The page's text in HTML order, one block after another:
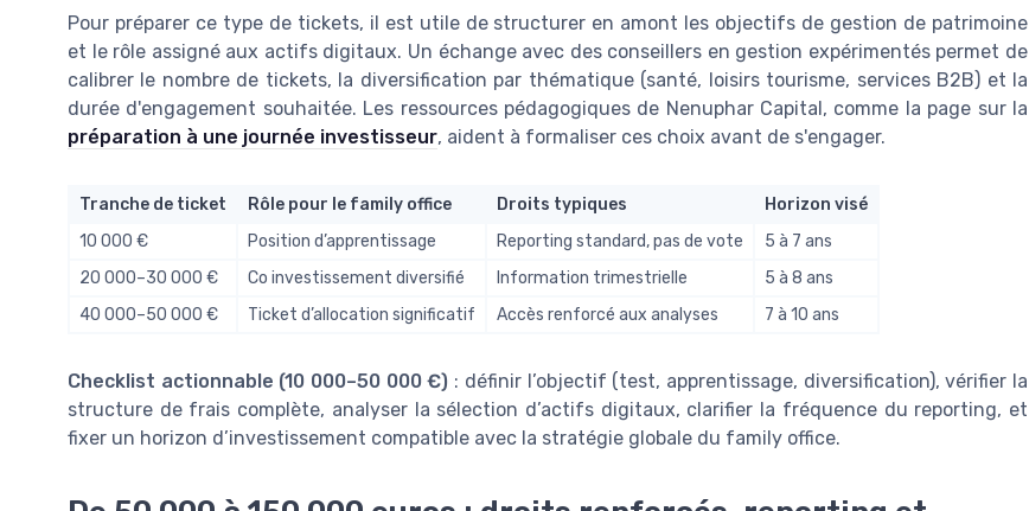
Pour préparer ce type de tickets, il est utile de structurer en amont les objectifs de gestion de patrimoine
et le rôle assigné aux actifs digitaux. Un échange avec des conseillers en gestion expérimentés permet de
calibrer le nombre de tickets, la diversification par thématique (santé, loisirs tourisme, services B2B) et la
durée d'engagement souhaitée. Les ressources pédagogiques de Nenuphar Capital, comme la page sur la
préparation à une journée investisseur, aident à formaliser ces choix avant de s'engager.
Tranche de ticket Rôle pour le family office Droits typiques
Horizon visé
10 000 €
Position d’apprentissage Reporting standard, pas de vote
5 à 7 ans
20 000–30 000 €
Co investissement diversifié Information trimestrielle
5 à 8 ans
40 000–50 000 €
Ticket d’allocation significatif Accès renforcé aux analyses 7 à 10 ans
Checklist actionnable (10 000–50 000 €) : définir l’objectif (test, apprentissage, diversification), vérifier la
structure de frais complète, analyser la sélection d’actifs digitaux, clarifier la fréquence du reporting, et
fixer un horizon d’investissement compatible avec la stratégie globale du family office.